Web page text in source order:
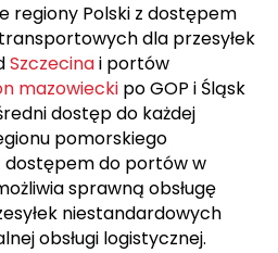
regiony Polski z dostępem
dla przesyłek
Szczecinai portów
mazowiecki po GOP i Śląsk
dostęp do każdej
pomorskiego
do portów w
sprawną obsługę
niestandardowych
obsługi logistycznej.